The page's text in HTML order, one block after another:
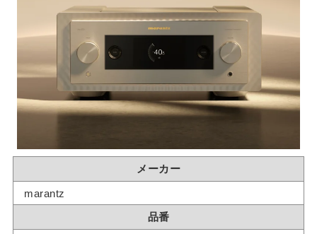
メーカー
marantz
品番